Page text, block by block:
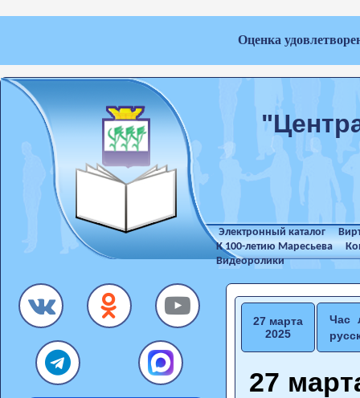
Оценка
Электронный каталог
К 100-летию Маресьева
Видеоролики
27 марта
2025
Час
27